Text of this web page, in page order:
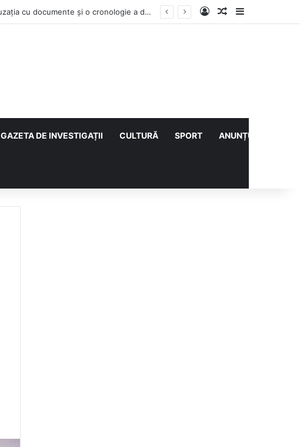
Contractul Climatic continuă prin Compania de Apă? Haritina Craița își susține acuzația cu documente și o cronologie a deciziilor Log InArticol aleatoriu
Sidebar
GAZETA DE INVESTIGAȚII CULTURĂ SPORT ANUNȚURI